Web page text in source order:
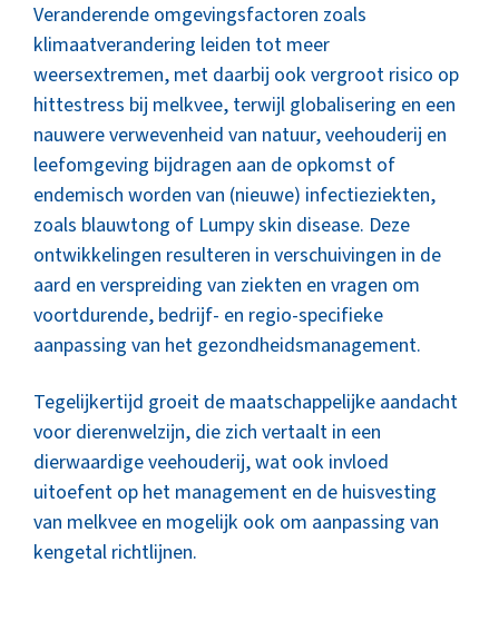
Veranderende omgevingsfactoren zoals
klimaatverandering leiden tot meer
weersextremen, met daarbij ook vergroot risico op
hittestress bij melkvee, terwijl globalisering en een
nauwere verwevenheid van natuur, veehouderij en
leefomgeving bijdragen aan de opkomst of
endemisch worden van (nieuwe) infectieziekten,
zoals blauwtong of Lumpy skin disease. Deze
ontwikkelingen resulteren in verschuivingen in de
aard en verspreiding van ziekten en vragen om
voortdurende, bedrijf- en regio-specifieke
aanpassing van het gezondheidsmanagement.
Tegelijkertijd groeit de maatschappelijke aandacht
voor dierenwelzijn, die zich vertaalt in een
dierwaardige veehouderij, wat ook invloed
uitoefent op het management en de huisvesting
van melkvee en mogelijk ook om aanpassing van
kengetal richtlijnen.